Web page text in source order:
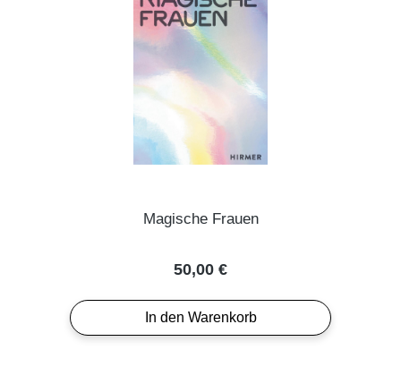
Magische Frauen
Regulärer Preis:
50,00 €
In den Warenkorb